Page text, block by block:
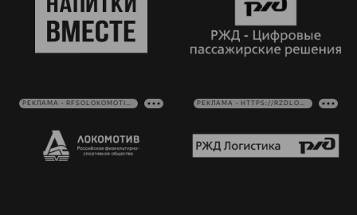
РЕКЛАМА • RFSOLOKOMOTIV.RU РЕКЛАМА • HTTPS://RZDLOG.RU/